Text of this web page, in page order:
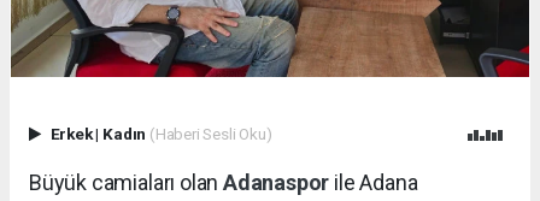
Erkek| Kadın (Haberi Sesli Oku)
Büyük camiaları olan Adanaspor ile Adana